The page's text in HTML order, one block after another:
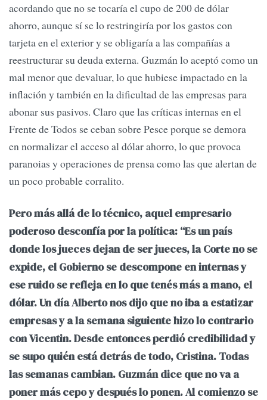
acordando que no se tocaría el cupo de 200 de dólar
ahorro, aunque sí se lo restringiría por los gastos con
tarjeta en el exterior y se obligaría a las compañías a
reestructurar su deuda externa. Guzmán lo aceptó como un
mal menor que devaluar, lo que hubiese impactado en la
inflación y también en la dificultad de las empresas para
abonar sus pasivos. Claro que las críticas internas en el
Frente de Todos se ceban sobre Pesce porque se demora
en normalizar el acceso al dólar ahorro, lo que provoca
paranoias y operaciones de prensa como las que alertan de
un poco probable corralito.
Pero más allá de lo técnico, aquel empresario
poderoso desconfía por la política: “Es un país
donde los jueces dejan de ser jueces, la Corte no se
expide, el Gobierno se descompone en internas y
ese ruido se refleja en lo que tenés más a mano, el
dólar. Un día Alberto nos dijo que no iba a estatizar
empresas y a la semana siguiente hizo lo contrario
con Vicentin. Desde entonces perdió credibilidad y
se supo quién está detrás de todo, Cristina. Todas
las semanas cambian. Guzmán dice que no va a
poner más cepo y después lo ponen. Al comienzo se